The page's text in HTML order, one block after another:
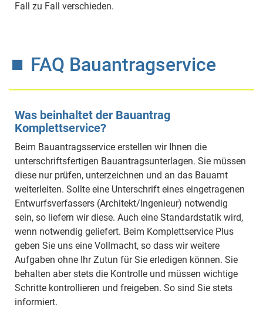
Fall zu Fall verschieden.
⏹ FAQ Bauantragservice
Was beinhaltet der Bauantrag
Komplettservice?
Beim Bauantragsservice erstellen wir Ihnen die
unterschriftsfertigen Bauantragsunterlagen. Sie müssen
diese nur prüfen, unterzeichnen und an das Bauamt
weiterleiten. Sollte eine Unterschrift eines eingetragenen
Entwurfsverfassers (Architekt/Ingenieur) notwendig
sein, so liefern wir diese. Auch eine Standardstatik wird,
wenn notwendig geliefert. Beim Komplettservice Plus
geben Sie uns eine Vollmacht, so dass wir weitere
Aufgaben ohne Ihr Zutun für Sie erledigen können. Sie
behalten aber stets die Kontrolle und müssen wichtige
Schritte kontrollieren und freigeben. So sind Sie stets
informiert.